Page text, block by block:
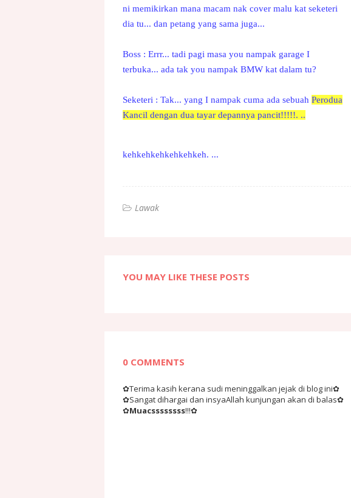
ni memikirkan mana macam nak cover malu kat seketeri
dia tu... dan petang yang sama juga...
Boss : Errr... tadi pagi masa you nampak garage I
terbuka... ada tak you nampak BMW kat dalam tu?
Seketeri : Tak... yang I nampak cuma ada sebuah Perodua
Kancil dengan dua tayar depannya pancit!!!!!. ..
kehkehkehkehkehkeh. ...
Lawak
YOU MAY LIKE THESE POSTS
0 COMMENTS
✿Terima kasih kerana sudi meninggalkan jejak di blog ini✿
✿Sangat dihargai dan insyaAllah kunjungan akan di balas✿
✿Muacssssssss!!!✿